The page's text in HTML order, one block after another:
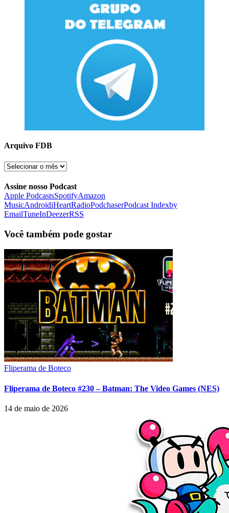
Arquivo FDB
Arquivo
Assine nosso Podcast
Apple PodcastsSpotifyAmazon
MusicAndroidiHeartRadioPodchaserPodcast Indexby
EmailTuneInDeezerRSS
Você também pode gostar
Fliperama de Boteco
Fliperama de Boteco #230 – Batman: The Video Games (NES)
14 de maio de 2026